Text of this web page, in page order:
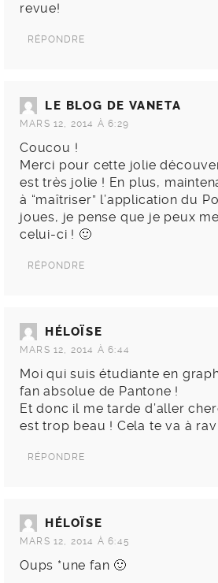
revue!
RÉPONDRE
LE BLOG DE VANETA
MARS 12, 2014 À 6:29
Coucou !
Merci pour cette jolie
est très jolie ! En plus,
à “maîtriser” l’application du
joues, je pense que je peux
celui-ci ! 🙂
RÉPONDRE
HÉLOÏSE
MARS 12, 2014 À 6:44
Moi qui suis étudiante en
fan absolue de Pantone !
Et donc il me tarde d’aller
est trop beau ! Cela te va à
RÉPONDRE
HÉLOÏSE
MARS 12, 2014 À 6:45
Oups *une fan 🙂